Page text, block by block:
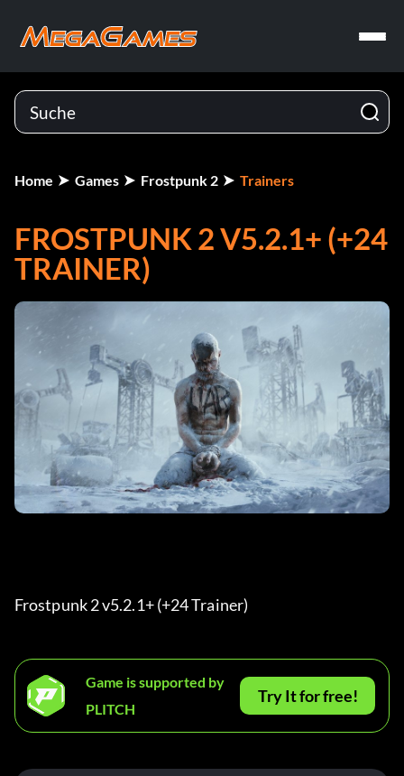
Home Games Frostpunk 2 Trainers
FROSTPUNK 2 V5.2.1+ (+24
TRAINER)
Frostpunk 2 v5.2.1+ (+24 Trainer)
Game is supported by
PLITCH
Try It for free!